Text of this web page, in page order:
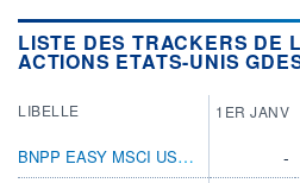
LISTE DES TRACKERS DE
ACTIONS ETATS-UNIS
LIBELLE 1ER JANV
BNPP EASY MSCI USA SRI PAB ETFDIS -